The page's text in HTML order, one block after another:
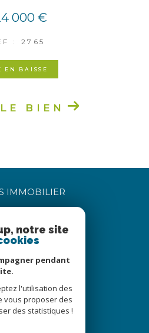
000 €
: 2765
EN BAISSE
BIEN
IMMOBILIER
immobilier.com
rue du bourg
suivre sur
notre site
pendant
l'utilisation des
vous proposer des
des statistiques !